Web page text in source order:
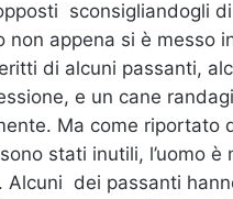
sconsigliandogli
non appena si è messo
di alcuni passanti,
e un cane
Ma come riportato
sono stati inutili, l’uomo
Alcuni dei passanti